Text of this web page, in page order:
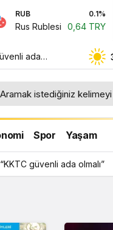
RUB 0.1%
Rus Rublesi 0,64 TRY
ada
Spor Yaşam
güvenli ada olmalı”